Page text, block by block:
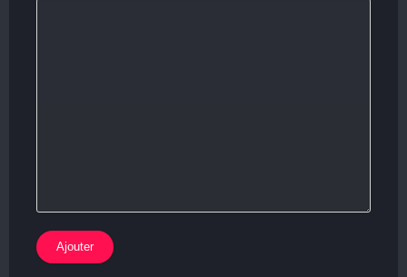
Ajouter